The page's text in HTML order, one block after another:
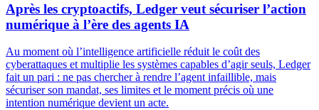
Après les cryptoactifs, Ledger veut sécuriser l’action
numérique à l’ère des agents IA
Au moment où l’intelligence artificielle réduit le coût des
cyberattaques et multiplie les systèmes capables d’agir seuls, Ledger
fait un pari : ne pas chercher à rendre l’agent infaillible, mais
sécuriser son mandat, ses limites et le moment précis où une
intention numérique devient un acte.